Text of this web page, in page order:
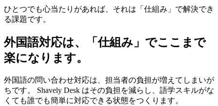
ひとつでも心当たりがあれば、それは「仕組み」で解決でき
る課題です。
外国語対応は、「仕組み」でここまで
楽になります。
外国語の問い合わせ対応は、担当者の負担が増えてしまいが
ちです。 Shavely Desk はその負担を減らし、語学スキルがな
くても誰でも簡単に対応できる状態をつくります。